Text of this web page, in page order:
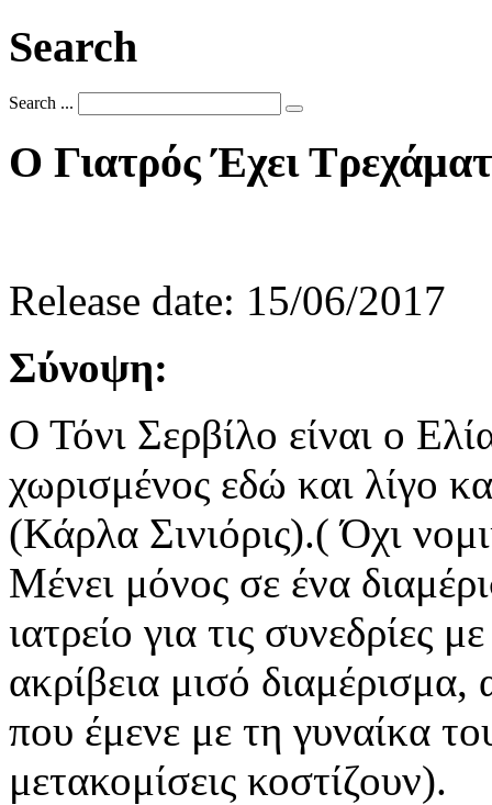
Search
Search ...
Ο Γιατρός Έχει
Release date: 15/06/2017
Σύνοψη:
Ο Τόνι Σερβίλο είναι ο
χωρισμένος εδώ και λίγο
(Κάρλα Σινιόρις).( Όχι
Μένει μόνος σε ένα
ιατρείο για τις συνεδρίες
ακρίβεια μισό διαμέρισμα,
που έμενε με τη γυναίκα
μετακομίσεις κοστίζουν).